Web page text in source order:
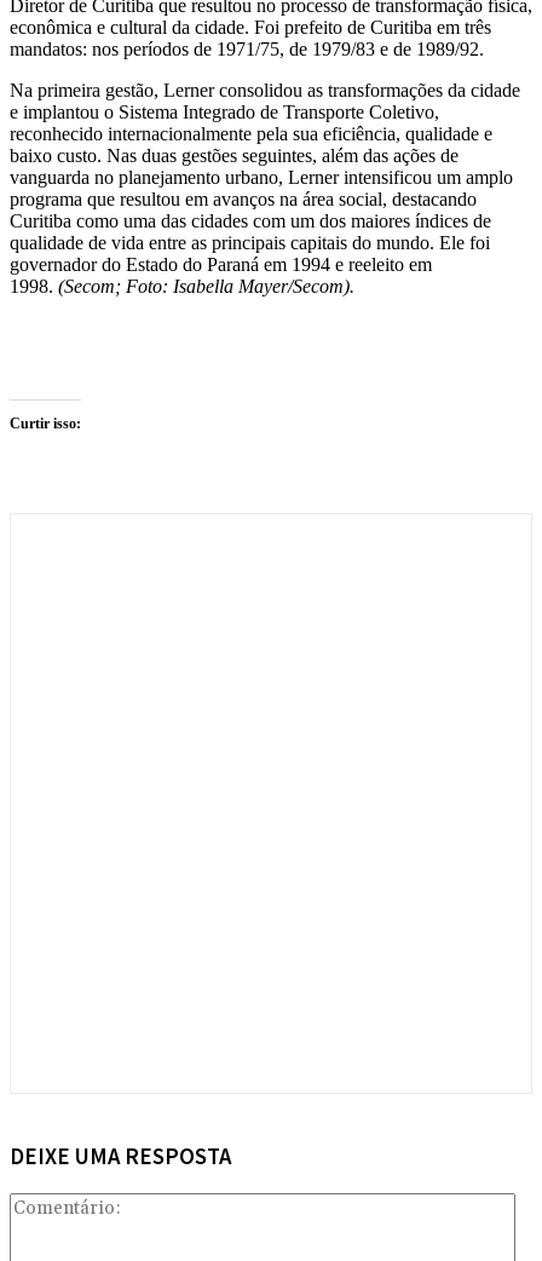
Diretor de Curitiba que resultou no processo de transformação física,
econômica e cultural da cidade. Foi prefeito de Curitiba em três
mandatos: nos períodos de 1971/75, de 1979/83 e de 1989/92.
Na primeira gestão, Lerner consolidou as transformações da cidade
e implantou o Sistema Integrado de Transporte Coletivo,
reconhecido internacionalmente pela sua eficiência, qualidade e
baixo custo. Nas duas gestões seguintes, além das ações de
vanguarda no planejamento urbano, Lerner intensificou um amplo
programa que resultou em avanços na área social, destacando
Curitiba como uma das cidades com um dos maiores índices de
qualidade de vida entre as principais capitais do mundo. Ele foi
governador do Estado do Paraná em 1994 e reeleito em
1998. (Secom; Foto: Isabella Mayer/Secom).
Curtir isso:
DEIXE UMA RESPOSTA